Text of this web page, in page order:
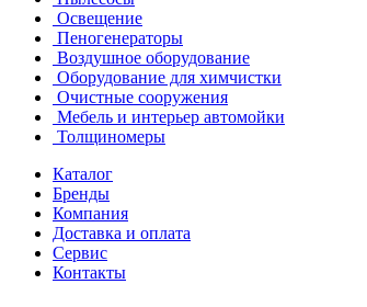
Освещение
Пеногенераторы
Воздушное оборудование
Оборудование для химчистки
Очистные сооружения
Мебель и интерьер автомойки
Толщиномеры
Каталог
Бренды
Компания
Доставка и оплата
Сервис
Контакты